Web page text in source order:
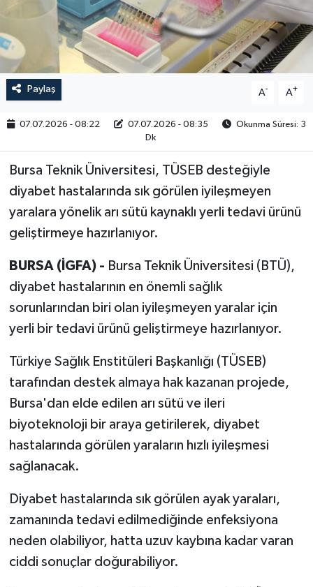
Paylaş A- A+
07.07.2026 - 08:22 07.07.2026 - 08:35
Okunma Süresi: 3
Dk
Bursa Teknik Üniversitesi, TÜSEB desteğiyle
diyabet hastalarında sık görülen iyileşmeyen
yaralara yönelik arı sütü kaynaklı yerli tedavi ürünü
geliştirmeye hazırlanıyor.
BURSA (İGFA) - Bursa Teknik Üniversitesi (BTÜ),
diyabet hastalarının en önemli sağlık
sorunlarından biri olan iyileşmeyen yaralar için
yerli bir tedavi ürünü geliştirmeye hazırlanıyor.
Türkiye Sağlık Enstitüleri Başkanlığı (TÜSEB)
tarafından destek almaya hak kazanan projede,
Bursa'dan elde edilen arı sütü ve ileri
biyoteknoloji bir araya getirilerek, diyabet
hastalarında görülen yaraların hızlı iyileşmesi
sağlanacak.
Diyabet hastalarında sık görülen ayak yaraları,
zamanında tedavi edilmediğinde enfeksiyona
neden olabiliyor, hatta uzuv kaybına kadar varan
ciddi sonuçlar doğurabiliyor.
RESMİ İLAN